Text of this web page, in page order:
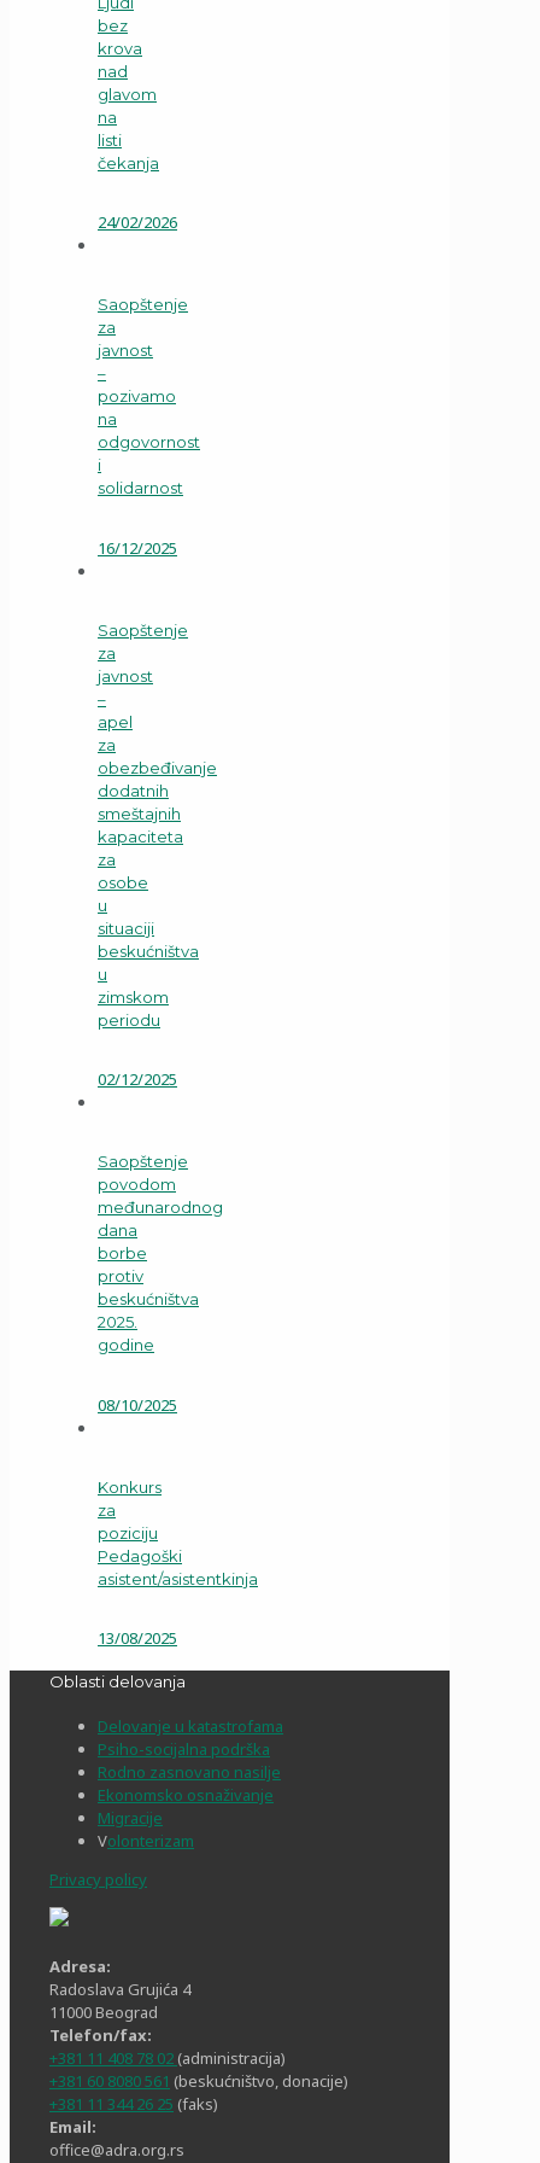
bez
krova
nad
glavom
na
listi
čekanja
24/02/2026
Saopštenje
za
javnost
–
pozivamo
na
odgovornost
i
solidarnost
16/12/2025
Saopštenje
za
javnost
–
apel
za
obezbeđivanje
dodatnih
smeštajnih
kapaciteta
za
osobe
u
situaciji
beskućništva
u
zimskom
periodu
02/12/2025
Saopštenje
povodom
međunarodnog
dana
borbe
protiv
beskućništva
2025.
godine
08/10/2025
Konkurs
za
poziciju
Pedagoški
asistent/asistentkinja
13/08/2025
Oblasti delovanja
Delovanje u katastrofama
Psiho-socijalna podrška
Rodno zasnovano nasilje
Ekonomsko osnaživanje
Migracije
Volonterizam
Privacy policy
Adresa:
Radoslava Grujića 4
11000 Beograd
Telefon/fax:
+381 11 408 78 02 (administracija)
+381 60 8080 561 (beskućništvo, donacije)
+381 11 344 26 25 (faks)
Email:
office@adra.org.rs